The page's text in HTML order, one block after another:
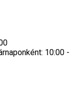
10:00 -